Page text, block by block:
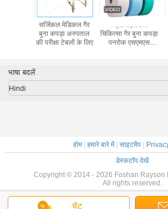
सर्जिकल मेडिकल गैर
बुना कपड़ा अस्पताल
की परीक्षा टेबलों के लिए
Hydropobic
चिकित्सा गैर बुना कपड़ा
पनरोक एसएमएस
चैट
भाषा बदलें
Hindi
होम| हमारे बारे में| साइटमैप |
डेस्कटॉप देखें
Copyright © 2014 - 2026 Foshan Rayson
All rights reserved.